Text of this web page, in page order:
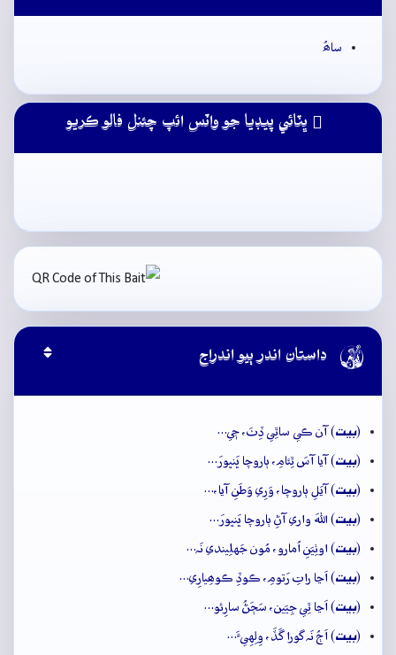
ساھُ
ڀٽائي پيڊيا جو واٽس ائپ چئنل فالو ڪريو
 داستان اندر ٻيو اندراج
(بيت) آن ڪي ساٿِي ڏِٺَ، جٖي…
(بيت) آيا آسَ ٿِئامِ، ٻاروچا ڀَنڀورَ…
(بيت) آيَلِ ٻاروچا، وَرِي وَطَنِ آيا،…
(بيت) اللهَ واري آڻِ ٻاروچا ڀَنڀورَ…
(بيت) اوٺِيَنِ اُمارو، مُون جَهلِيندي نَہ…
(بيت) اَڃا راتِ رَتومِ، ڪوڏِ ڪوھِيارِي…
(بيت) اَڃا ٿِي جِيَين، سَڄَڻُ سارِئو…
(بيت) اَڄُ نَہ گورا گَڏَ، وِلِهِيءَ…